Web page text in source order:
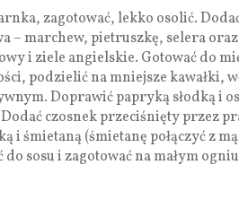
zagotować, lekko osolić.
– marchew, pietruszkę, selera
i ziele angielskie. Gotować do
podzielić na mniejsze kawałki,
Doprawić papryką słodką i
czosnek przeciśnięty przez
i śmietaną (śmietanę połączyć z
sosu i zagotować na małym